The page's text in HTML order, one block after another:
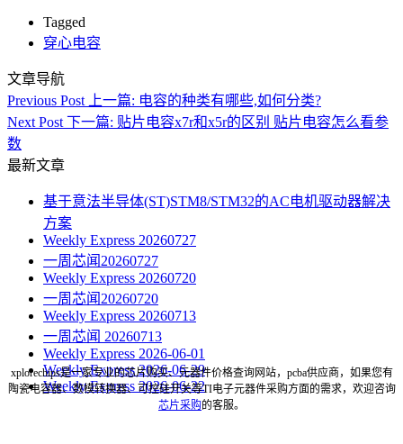
Tagged
穿心电容
文章导航
Previous Post上一篇: 电容的种类有哪些,如何分类?
Next Post下一篇: 贴片电容x7r和x5r的区别 贴片电容怎么看参
数
最新文章
基于意法半导体(ST)STM8/STM32的AC电机驱动器解决
方案
Weekly Express 20260727
一周芯闻20260727
Weekly Express 20260720
一周芯闻20260720
Weekly Express 20260713
一周芯闻 20260713
Weekly Express 2026-06-01
Weekly Express 2026-06-29
Weekly Express 2026-06-22
xplorechips是一家专业的芯片购买、元器件价格查询网站，pcba供应商，如果您有
陶瓷电容器、数模转换器、可控硅开关等TI电子元器件采购方面的需求，欢迎咨询
芯片采购的客服。